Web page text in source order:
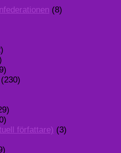
(8)
(230)
författare) (3)